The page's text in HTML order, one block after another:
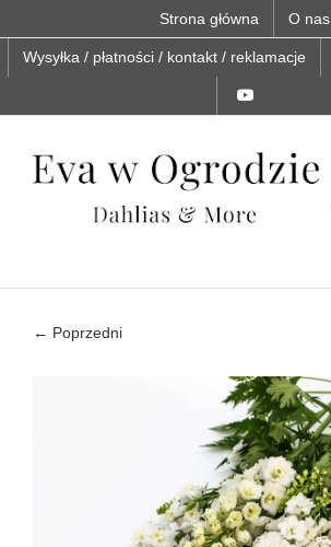
content
Strona główna O nas
Wysyłka / płatności / kontakt / reklamacje
← Poprzedni